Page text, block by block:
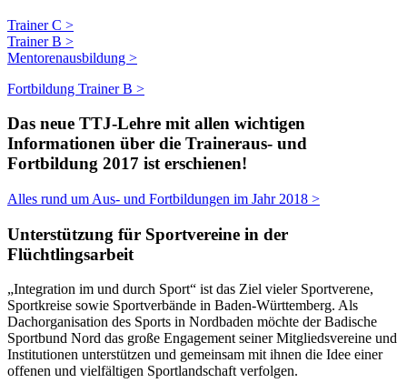
Trainer C >
Trainer B >
Mentorenausbildung >
Fortbildung Trainer B >
Das neue TTJ-Lehre mit allen wichtigen
Informationen über die Traineraus- und
Fortbildung 2017 ist erschienen!
Alles rund um Aus- und Fortbildungen im Jahr 2018 >
Unterstützung für Sportvereine in der
Flüchtlingsarbeit
„Integration im und durch Sport“ ist das Ziel vieler Sportverene,
Sportkreise sowie Sportverbände in Baden-Württemberg. Als
Dachorganisation des Sports in Nordbaden möchte der Badische
Sportbund Nord das große Engagement seiner Mitgliedsvereine und
Institutionen unterstützen und gemeinsam mit ihnen die Idee einer
offenen und vielfältigen Sportlandschaft verfolgen.